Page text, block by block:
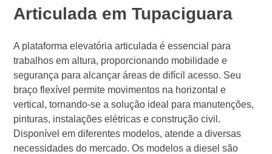
Articulada em Tupaciguara
A plataforma elevatória articulada é essencial para
trabalhos em altura, proporcionando mobilidade e
segurança para alcançar áreas de difícil acesso. Seu
braço flexível permite movimentos na horizontal e
vertical, tornando-se a solução ideal para manutenções,
pinturas, instalações elétricas e construção civil.
Disponível em diferentes modelos, atende a diversas
necessidades do mercado. Os modelos a diesel são